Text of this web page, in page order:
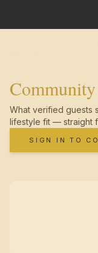
Community
What verified guests
lifestyle fit — straight
SIGN IN TO